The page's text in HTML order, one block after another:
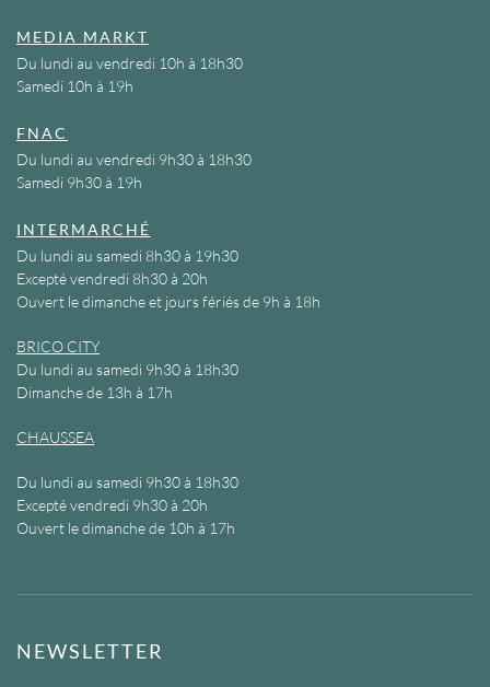
MEDIA MARKT
Du lundi au vendredi 10h à 18h30
Samedi 10h à 19h
FNAC
Du lundi au vendredi 9h30 à 18h30
Samedi 9h30 à 19h
INTERMARCHÉ
Du lundi au samedi 8h30 à 19h30
Excepté vendredi 8h30 à 20h
Ouvert le dimanche et jours fériés de 9h à 18h
BRICO CITY
Du lundi au samedi 9h30 à 18h30
Dimanche de 13h à 17h
CHAUSSEA
Du lundi au samedi 9h30 à 18h30
Excepté vendredi 9h30 à 20h
Ouvert le dimanche de 10h à 17h
NEWSLETTER